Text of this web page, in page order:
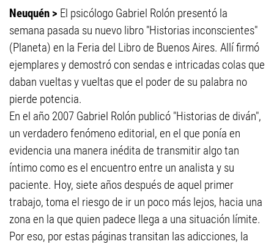
Neuquén > El psicólogo Gabriel Rolón presentó la
semana pasada su nuevo libro "Historias inconscientes"
(Planeta) en la Feria del Libro de Buenos Aires. Allí firmó
ejemplares y demostró con sendas e intricadas colas que
daban vueltas y vueltas que el poder de su palabra no
pierde potencia.
En el año 2007 Gabriel Rolón publicó "Historias de diván",
un verdadero fenómeno editorial, en el que ponía en
evidencia una manera inédita de transmitir algo tan
íntimo como es el encuentro entre un analista y su
paciente. Hoy, siete años después de aquel primer
trabajo, toma el riesgo de ir un poco más lejos, hacia una
zona en la que quien padece llega a una situación límite.
Por eso, por estas páginas transitan las adicciones, la